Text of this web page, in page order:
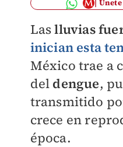
Laslluvias
inician esta
México trae a
del dengue,
transmitido
crece en
época.